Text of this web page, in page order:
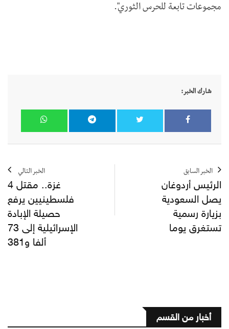
مجموعات تابعة للحرس الثوري".
شارك الخبر:
الخبر السابق
الرئيس أردوغان
يصل السعودية
بزيارة رسمية
تستغرق يوما
الخبر التالي
غزة.. مقتل 4
فلسطينيين يرفع
حصيلة الإبادة
الإسرائيلية إلى 73
ألفا و381
أخبار من القسم